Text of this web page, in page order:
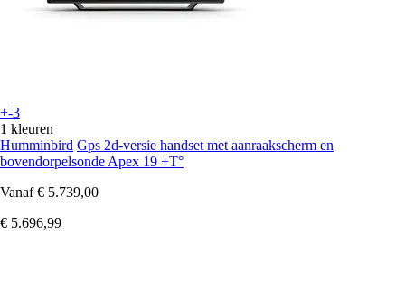
+-3
1 kleuren
Humminbird Gps 2d-versie handset met aanraakscherm en
bovendorpelsonde Apex 19 +T°
Vanaf € 5.739,00
€ 5.696,99